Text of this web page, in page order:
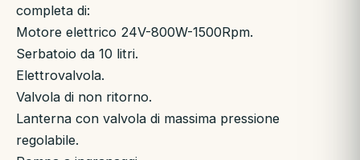
completa di:
Motore elettrico 24V-800W-1500Rpm.
Serbatoio da 10 litri.
Elettrovalvola.
Valvola di non ritorno.
Lanterna con valvola di massima pressione
regolabile.